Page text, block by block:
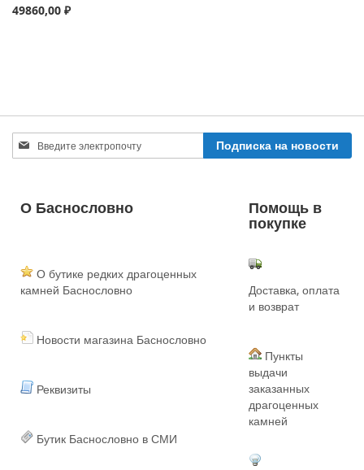
49860,00 ₽
Sign
Up
Newsletter:
Подписка на новости
О Баснословно Помощь в
покупке
О бутике редких драгоценных
камней Баснословно
Новости магазина Баснословно
Реквизиты
Бутик Баснословно в СМИ
Доставка, оплата
и возврат
Пункты
выдачи
заказанных
драгоценных
камней